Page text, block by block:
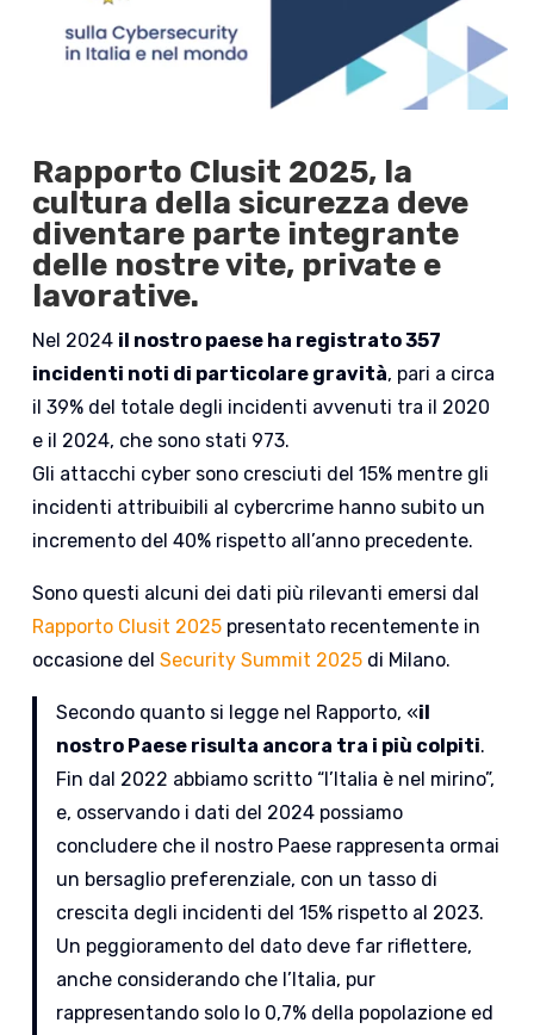
Rapporto Clusit 2025, la
cultura della sicurezza deve
diventare parte integrante
delle nostre vite, private e
lavorative.
Nel 2024 il nostro paese ha registrato 357
incidenti noti di particolare gravità, pari a circa
il 39% del totale degli incidenti avvenuti tra il 2020
e il 2024, che sono stati 973.
Gli attacchi cyber sono cresciuti del 15% mentre gli
incidenti attribuibili al cybercrime hanno subito un
incremento del 40% rispetto all’anno precedente.
Sono questi alcuni dei dati più rilevanti emersi dal
Rapporto Clusit 2025 presentato recentemente in
occasione delSecurity Summit 2025 di Milano.
Secondo quanto si legge nel Rapporto, «il
nostro Paese risulta ancora tra i più colpiti.
Fin dal 2022 abbiamo scritto “l’Italia è nel mirino”,
e, osservando i dati del 2024 possiamo
concludere che il nostro Paese rappresenta ormai
un bersaglio preferenziale, con un tasso di
crescita degli incidenti del 15% rispetto al 2023.
Un peggioramento del dato deve far riflettere,
anche considerando che l’Italia, pur
rappresentando solo lo 0,7% della popolazione ed